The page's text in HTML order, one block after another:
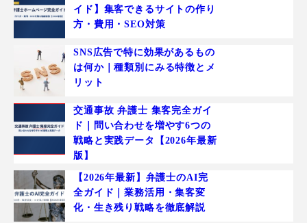
イド】集客できるサイトの作り
方・費用・SEO対策
SNS広告で特に効果があるもの
は何か｜種類別にみる特徴とメ
リット
交通事故 弁護士 集客完全ガイ
ド｜問い合わせを増やす6つの
戦略と実践データ【2026年最新
版】
【2026年最新】弁護士のAI完
全ガイド｜業務活用・集客変
化・生き残り戦略を徹底解説